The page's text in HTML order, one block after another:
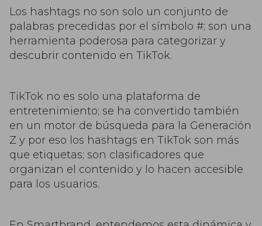
Los hashtags no son solo un conjunto de
palabras precedidas por el símbolo #; son una
herramienta poderosa para categorizar y
descubrir contenido en TikTok.
TikTok no es solo una plataforma de
entretenimiento; se ha convertido también
en un motor de búsqueda para la Generación
Z y por eso los hashtags en TikTok son más
que etiquetas; son clasificadores que
organizan el contenido y lo hacen accesible
para los usuarios.